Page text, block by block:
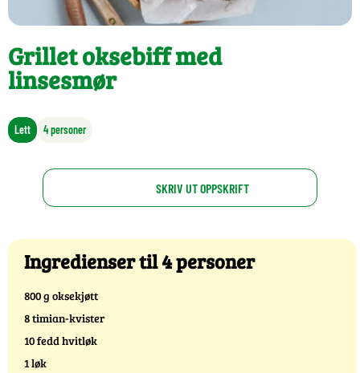
Grillet oksebiff med
linsesmør
Lett 4 personer
SKRIV UT OPPSKRIFT
Ingredienser til 4 personer
800 g oksekjøtt
8 timian-kvister
10 fedd hvitløk
1 løk